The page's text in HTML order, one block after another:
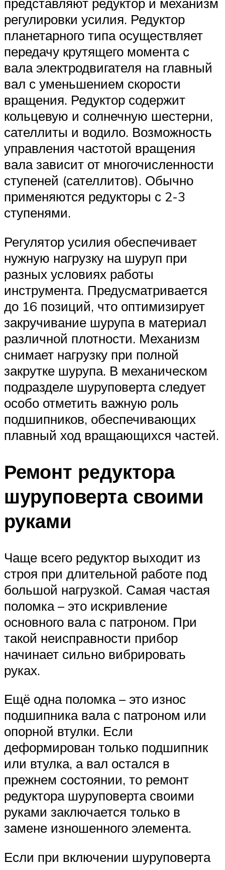
представляют редуктор и механизм
регулировки усилия. Редуктор
планетарного типа осуществляет
передачу крутящего момента с
вала электродвигателя на главный
вал с уменьшением скорости
вращения. Редуктор содержит
кольцевую и солнечную шестерни,
сателлиты и водило. Возможность
управления частотой вращения
вала зависит от многочисленности
ступеней (сателлитов). Обычно
применяются редукторы с 2-3
ступенями.
Регулятор усилия обеспечивает
нужную нагрузку на шуруп при
разных условиях работы
инструмента. Предусматривается
до 16 позиций, что оптимизирует
закручивание шурупа в материал
различной плотности. Механизм
снимает нагрузку при полной
закрутке шурупа. В механическом
подразделе шуруповерта следует
особо отметить важную роль
подшипников, обеспечивающих
плавный ход вращающихся частей.
Ремонт редуктора
шуруповерта своими
руками
Чаще всего редуктор выходит из
строя при длительной работе под
большой нагрузкой. Самая частая
поломка – это искривление
основного вала с патроном. При
такой неисправности прибор
начинает сильно вибрировать
руках.
Ещё одна поломка – это износ
подшипника вала с патроном или
опорной втулки. Если
деформирован только подшипник
или втулка, а вал остался в
прежнем состоянии, то ремонт
редуктора шуруповерта своими
руками заключается только в
замене изношенного элемента.
Если при включении шуруповерта